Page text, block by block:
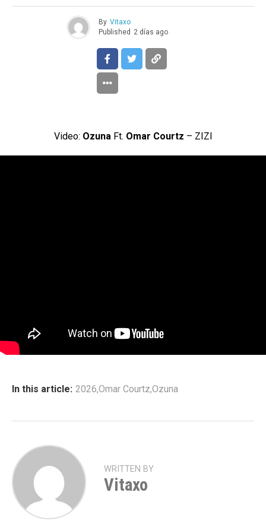
By Vitaxo
Published 2 días ago
Video: Ozuna Ft. Omar Courtz – ZIZI
In this article: 2026,Omar Courtz,Ozuna
WRITTEN BY
Vitaxo